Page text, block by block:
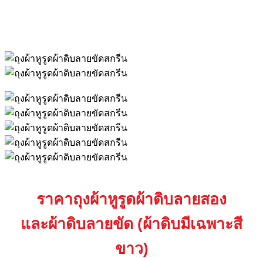
ราคาถุงผ้าหูรูดผ้าดิบลายสอง
และผ้าดิบลายขัด (ผ้าดิบมีเฉพาะสี
ขาว)